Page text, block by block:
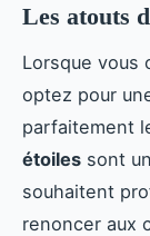
Les atouts
Lorsque vous
optez pour
parfaitement
étoiles sont
souhaitent
renoncer aux